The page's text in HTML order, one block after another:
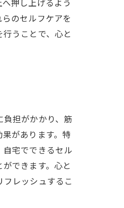
押し上げるよう
のセルフケアを
うことで、心と
担がかかり、筋
があります。特
宅でできるセル
できます。心と
レッシュするこ